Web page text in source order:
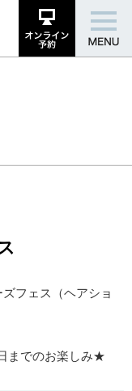
フェス（ヘアショ
までのお楽しみ★